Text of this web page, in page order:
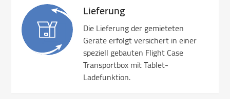
Lieferung
Die Lieferung der gemieteten
Geräte erfolgt versichert in einer
speziell gebauten Flight Case
Transportbox mit Tablet-
Ladefunktion.